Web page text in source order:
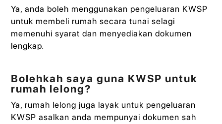
Ya, anda boleh menggunakan pengeluaran KWSP
untuk membeli rumah secara tunai selagi
memenuhi syarat dan menyediakan dokumen
lengkap.
Bolehkah saya guna KWSP untuk
rumah lelong?
Ya, rumah lelong juga layak untuk pengeluaran
KWSP asalkan anda mempunyai dokumen sah